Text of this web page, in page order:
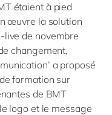
étaient à pied
œuvre la solution
live de novembre
changement,
a proposé
formation sur
de BMT
logo et le message